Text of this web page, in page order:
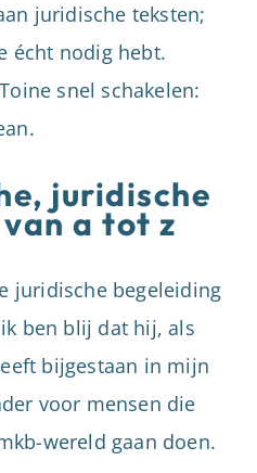
juridische teksten;
écht nodig hebt.
snel schakelen:
juridische
a tot z
juridische begeleiding
ben blij dat hij, als
bijgestaan in mijn
voor mensen die
wereld gaan doen.